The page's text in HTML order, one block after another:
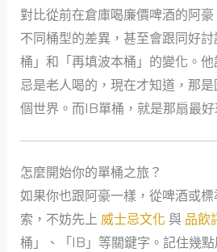
對比從前在倉庫喝廉價啤酒的阿
不同桶型的差異，甚至會跟同好
桶」和「再填波本桶」的變化。
忌是老人喝的，現在才知道，那
個世界。而IB單桶，就是那扇最好
怎麼開始你的單桶之旅？
如果你也跟阿豪一樣，從啤酒或
索，不妨先上 威士忌文化與 品飲
桶」、「IB」等關鍵字。記住幾點